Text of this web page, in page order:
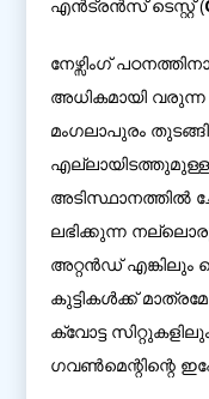
എൻട്രൻസ് ടെസ്റ്റ് (
നേഴ്സിംഗ്
അധികമായി
മംഗലാപുരം
അടിസ്ഥാനത്തിൽ
ലഭിക്കുന്ന
അറ്റൻഡ് എങ്കിലും
കുട്ടികൾക്ക്
ക്വോട്ട
ഗവൺമെന്റിന്റെ